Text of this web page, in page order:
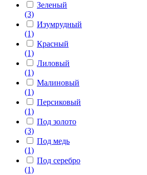
Зеленый
(3)
Изумрудный
(1)
Красный
(1)
Лиловый
(1)
Малиновый
(1)
Персиковый
(1)
Под золото
(3)
Под медь
(1)
Под серебро
(1)